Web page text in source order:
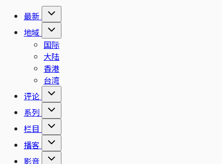
最新
地域
国际
大陆
香港
台湾
评论
系列
栏目
播客
影音